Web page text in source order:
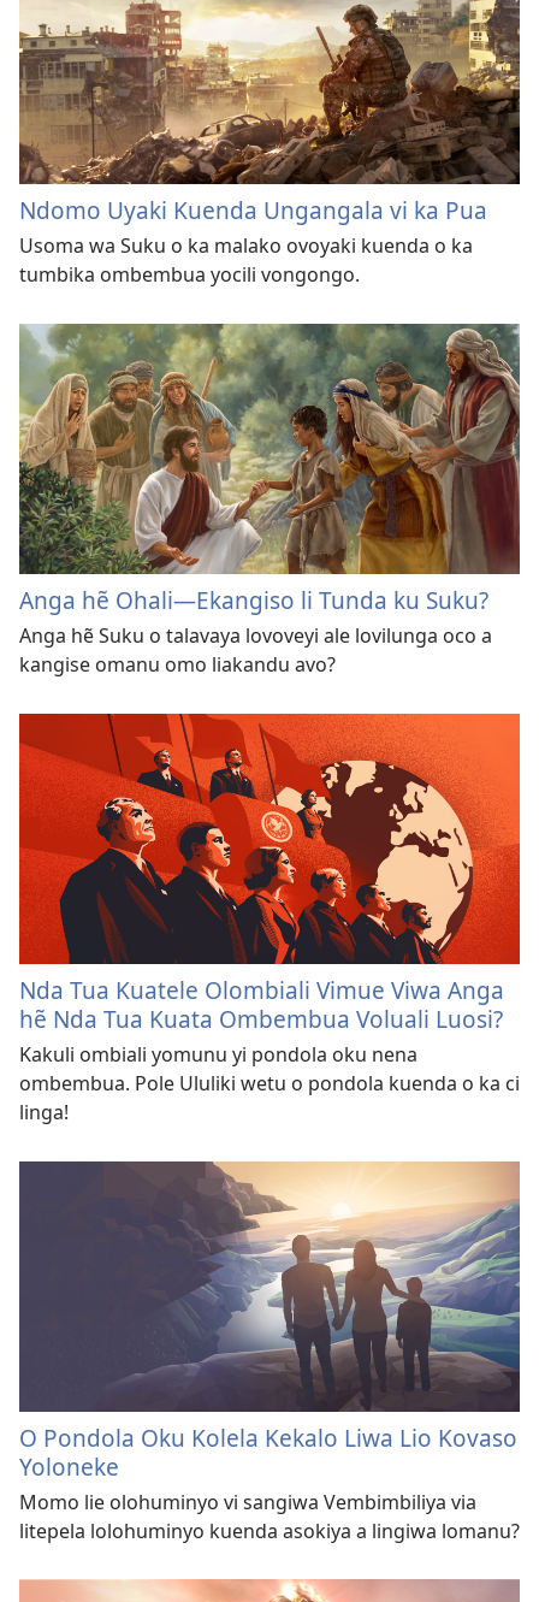
Ndomo Uyaki Kuenda Ungangala vi ka Pua
Usoma wa Suku o ka malako ovoyaki kuenda o ka
tumbika ombembua yocili vongongo.
Anga hẽ Ohali—Ekangiso li Tunda ku Suku?
Anga hẽ Suku o talavaya lovoveyi ale lovilunga oco a
kangise omanu omo liakandu avo?
Nda Tua Kuatele Olombiali Vimue Viwa Anga
hẽ Nda Tua Kuata Ombembua Voluali Luosi?
Kakuli ombiali yomunu yi pondola oku nena
ombembua. Pole Ululiki wetu o pondola kuenda o ka ci
linga!
O Pondola Oku Kolela Kekalo Liwa Lio Kovaso
Yoloneke
Momo lie olohuminyo vi sangiwa Vembimbiliya via
litepela lolohuminyo kuenda asokiya a lingiwa lomanu?